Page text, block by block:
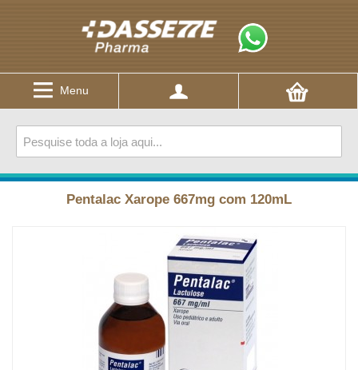
Menu
Pentalac Xarope 667mg com 120mL